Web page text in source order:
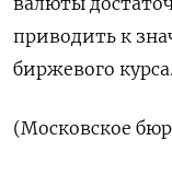
приводить к
биржевого курса.
(Московское